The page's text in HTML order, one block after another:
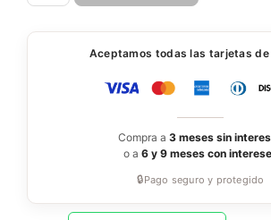
Aceptamos todas las tarjetas
Compra a 3 meses sin
o a 6 y 9 meses con
🔒Pago seguro y protegido